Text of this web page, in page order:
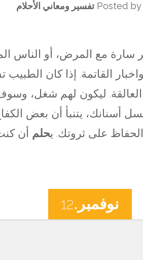
Posted by تفسير ومعاني الأحلام
سارة مع المرض، أو الناس
القاتمة. إذا كان
ليكون لهم شغل، وسوف
غسل أسنانك، يتنبأ أن بعض
على ثروتك. يحلم أن
نوفمبر.12